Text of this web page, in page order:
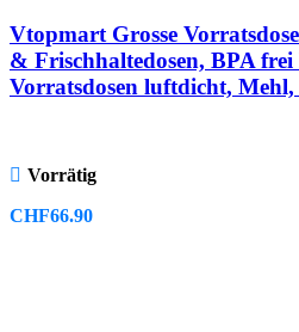
Vtopmart Grosse
& Frischhaltedosen, BPA
Vorratsdosen luftdicht,
Vorrätig
CHF66.90